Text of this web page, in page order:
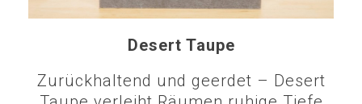
Desert Taupe
Zurückhaltend und geerdet – Desert